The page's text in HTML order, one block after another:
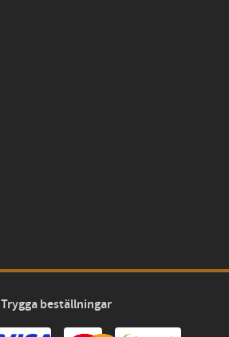
Trygga beställningar